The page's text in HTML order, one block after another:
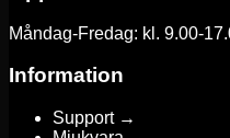
Måndag-Fredag: kl. 9.00-
Information
Support →